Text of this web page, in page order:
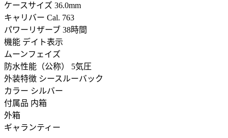
ケースサイズ 36.0mm
キャリバー Cal. 763
パワーリザーブ 38時間
機能 デイト表示
ムーンフェイズ
防水性能（公称） 5気圧
外装特徴 シースルーバック
カラー シルバー
付属品 内箱
外箱
ギャランティー